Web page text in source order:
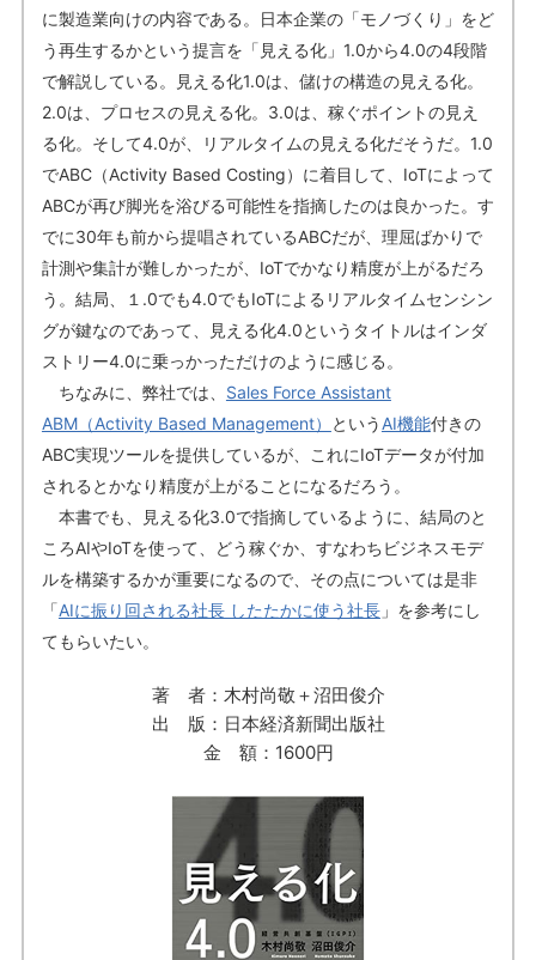
に製造業向けの内容である。日本企業の「モノづくり」をど
う再生するかという提言を「見える化」1.0から4.0の4段階
で解説している。見える化1.0は、儲けの構造の見える化。
2.0は、プロセスの見える化。3.0は、稼ぐポイントの見え
る化。そして4.0が、リアルタイムの見える化だそうだ。1.0
でABC（Activity Based Costing）に着目して、IoTによって
ABCが再び脚光を浴びる可能性を指摘したのは良かった。す
でに30年も前から提唱されているABCだが、理屈ばかりで
計測や集計が難しかったが、IoTでかなり精度が上がるだろ
う。結局、１.0でも4.0でもIoTによるリアルタイムセンシン
グが鍵なのであって、見える化4.0というタイトルはインダ
ストリー4.0に乗っかっただけのように感じる。
ちなみに、弊社では、 Sales Force Assistant
ABM（Activity Based Management）
という AI機能付きの
ABC実現ツールを提供しているが、これにIoTデータが付加
されるとかなり精度が上がることになるだろう。
本書でも、見える化3.0で指摘しているように、結局のと
ころAIやIoTを使って、どう稼ぐか、すなわちビジネスモデ
ルを構築するかが重要になるので、その点については是非
「AIに振り回される社長 したたかに使う社長」を参考にし
てもらいたい。
著 者：木村尚敬＋沼田俊介
出 版：日本経済新聞出版社
金 額：1600円